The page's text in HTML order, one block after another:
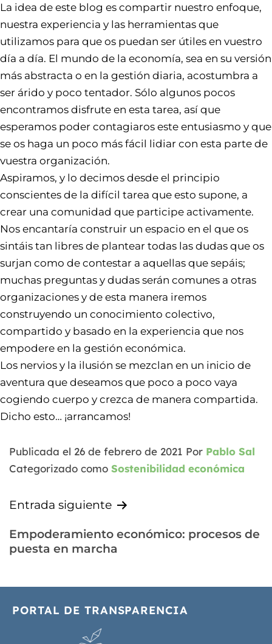
La idea de este blog es compartir nuestro enfoque,
nuestra experiencia y las herramientas que
utilizamos para que os puedan ser útiles en vuestro
día a día. El mundo de la economía, sea en su versión
más abstracta o en la gestión diaria, acostumbra a
ser árido y poco tentador. Sólo algunos pocos
encontramos disfrute en esta tarea, así que
esperamos poder contagiaros este entusiasmo y que
se os haga un poco más fácil lidiar con esta parte de
vuestra organización.
Aspiramos, y lo decimos desde el principio
conscientes de la difícil tarea que esto supone, a
crear una comunidad que participe activamente.
Nos encantaría construir un espacio en el que os
sintáis tan libres de plantear todas las dudas que os
surjan como de contestar a aquellas que sepáis;
muchas preguntas y dudas serán comunes a otras
organizaciones y de esta manera iremos
construyendo un conocimiento colectivo,
compartido y basado en la experiencia que nos
empodere en la gestión económica.
Los nervios y la ilusión se mezclan en un inicio de
aventura que deseamos que poco a poco vaya
cogiendo cuerpo y crezca de manera compartida.
Dicho esto… ¡arrancamos!
Publicada el 26 de febrero de 2021 Por Pablo Sal
Categorizado como Sostenibilidad económica
Entrada siguiente
Empoderamiento económico: procesos de
puesta en marcha
PORTAL DE TRANSPARENCIA